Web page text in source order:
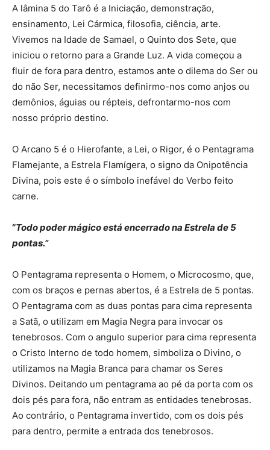
A lâmina 5 do Tarô é a Iniciação, demonstração,
ensinamento, Lei Cármica, filosofia, ciência, arte.
Vivemos na Idade de Samael, o Quinto dos Sete, que
iniciou o retorno para a Grande Luz. A vida começou a
fluir de fora para dentro, estamos ante o dilema do Ser ou
do não Ser, necessitamos definirmo-nos como anjos ou
demônios, águias ou répteis, defrontarmo-nos com
nosso próprio destino.
O Arcano 5 é o Hierofante, a Lei, o Rigor, é o Pentagrama
Flamejante, a Estrela Flamígera, o signo da Onipotência
Divina, pois este é o símbolo inefável do Verbo feito
carne.
“Todo poder mágico está encerrado na Estrela de 5
pontas.”
O Pentagrama representa o Homem, o Microcosmo, que,
com os braços e pernas abertos, é a Estrela de 5 pontas.
O Pentagrama com as duas pontas para cima representa
a Satã, o utilizam em Magia Negra para invocar os
tenebrosos. Com o angulo superior para cima representa
o Cristo Interno de todo homem, simboliza o Divino, o
utilizamos na Magia Branca para chamar os Seres
Divinos. Deitando um pentagrama ao pé da porta com os
dois pés para fora, não entram as entidades tenebrosas.
Ao contrário, o Pentagrama invertido, com os dois pés
para dentro, permite a entrada dos tenebrosos.